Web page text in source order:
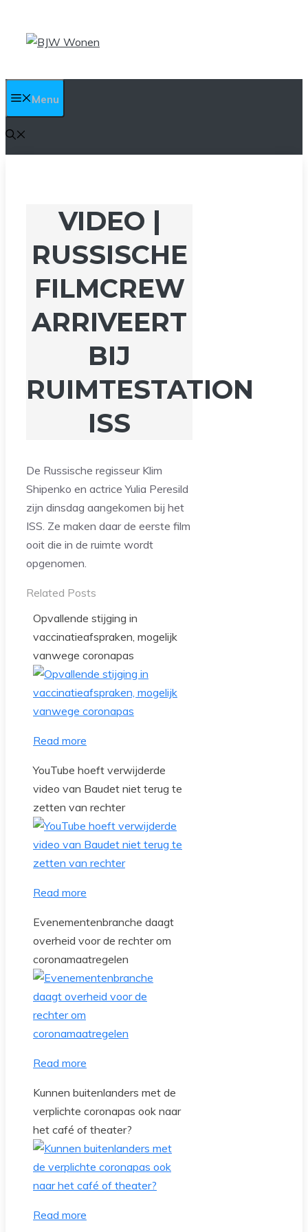
naar
Menu
VIDEO |
RUSSISCHE
FILMCREW
ARRIVEERT
BIJ
RUIMTESTATION
ISS
De Russische regisseur Klim
Shipenko en actrice Yulia Peresild
zijn dinsdag aangekomen bij het
ISS. Ze maken daar de eerste film
ooit die in de ruimte wordt
opgenomen.
Related Posts
Opvallende stijging in
vaccinatieafspraken, mogelijk
vanwege coronapas
Read more
YouTube hoeft verwijderde
video van Baudet niet terug te
zetten van rechter
Read more
Evenementenbranche daagt
overheid voor de rechter om
coronamaatregelen
Read more
Kunnen buitenlanders met de
verplichte coronapas ook naar
het café of theater?
Read more